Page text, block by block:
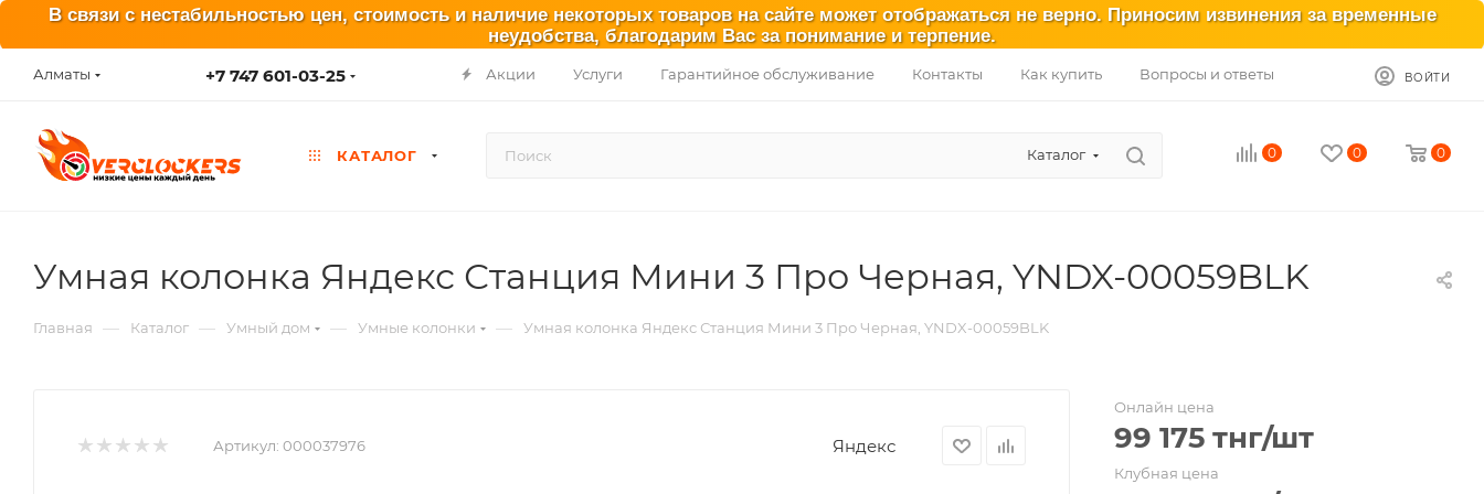
В связи с нестабильностью цен, стоимость и наличие некоторых товаров на сайте может отображаться не верно. Приносим извинения за временные
неудобства, благодарим Вас за понимание и терпение.
Алматы +7 747 601-03-25 Акции Услуги Гарантийное обслуживание Контакты Как купить Вопросы и ответы ВОЙТИ
КАТАЛОГ Каталог 0 0 0
Умная колонка Яндекс Станция Мини 3 Про Черная, YNDX-00059BLK
Главная — Каталог — Умный дом — Умные колонки — Умная колонка Яндекс Станция Мини 3 Про Черная, YNDX-00059BLK
Артикул: 000037976 Яндекс
Онлайн цена
99 175 тнг/шт
Клубная цена